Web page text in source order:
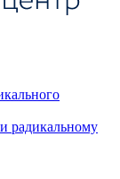
радикальному